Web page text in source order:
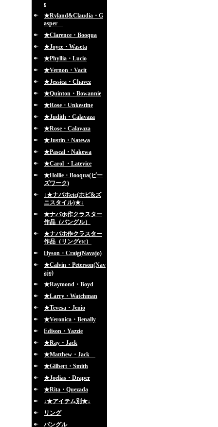
e
★Ryland&Claudia・G
asper
★Clarence・Booqua
★Joyce・Waseta
★Phyllia・Lucio
★Vernon・Vacit
★Jessica・Chavez
★Quinton・Bowannie
★Rose・Unkestine
★Judith・Calavaza
★Rose・Calavaza
★Justin・Natewa
★Pascal・Nakewa
★Carol ・Lateyice
★Hollie・Booqua(ビー
ズワーク)
↓★ナバホetc(ホピ&ズ
ニスタイル)★↓
★ナバホ作クラスター
作品（バングル）
★ナバホ作クラスター
作品（リングetc）
Hyson・Craig(Navajo)
★Calvin・Peterson(Nav
ajo)
★Raymond・Boyd
★Larry・Watchman
★Tevesa・Jenio
★Veronica・Benally
Edison・Yazzie
★Ray・Jack
★Matthew・Jack
★Gilbert・Smith
★Joelias・Draper
★Rita・Quezada
↓★アイテム別★↓
リング
バングル